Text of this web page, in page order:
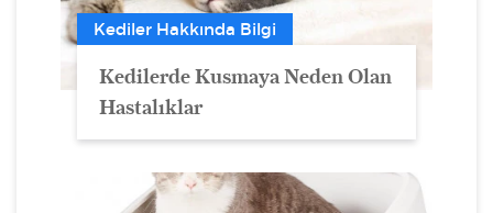
Kediler Hakkında Bilgi
Kedilerde Kusmaya Neden Olan
Hastalıklar